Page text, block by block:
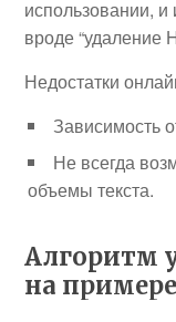
использовании,
вроде “удаление
Недостатки
Зависимость
Не всегда
объемы текста.
Алгоритм
на